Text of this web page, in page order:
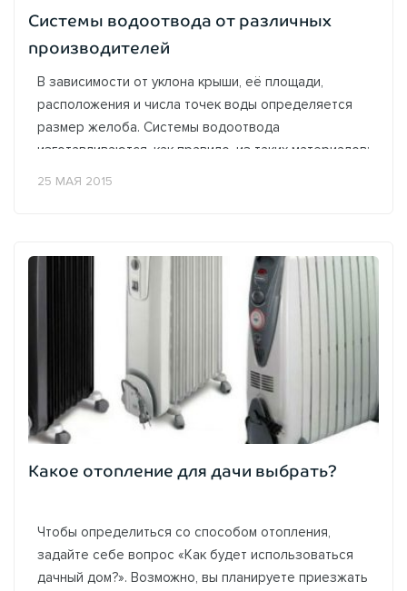
Системы водоотвода от различных
производителей
В зависимости от уклона крыши, её площади,
расположения и числа точек воды определяется
размер желоба. Системы водоотвода
изготавливаются, как правило, из таких материалов:
25 МАЯ 2015
Какое отопление для дачи выбрать?
Чтобы определиться со способом отопления,
задайте себе вопрос «Как будет использоваться
дачный дом?». Возможно, вы планируете приезжать